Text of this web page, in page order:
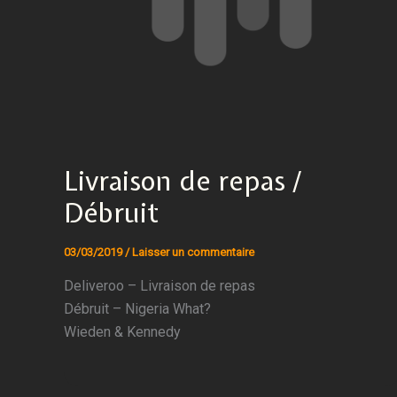
Livraison de repas /
Débruit
03/03/2019/ Laisser un commentaire
Deliveroo – Livraison de repas
Débruit – Nigeria What?
Wieden & Kennedy